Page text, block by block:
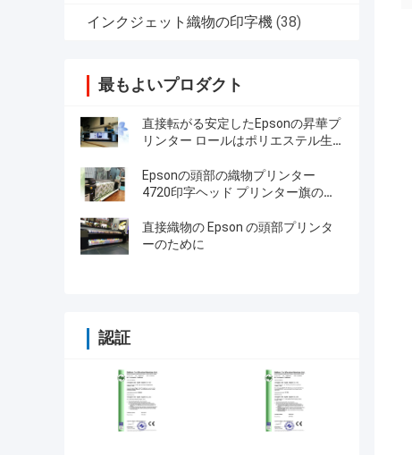
インクジェット織物の印字機 (38)
最もよいプロダクト
直接転がる安定したEpsonの昇華プ
リンター ロールはポリエステル生
Epsonの頭部の織物プリンター
4720印字ヘッド プリンター旗の印
直接織物の Epson の頭部プリンタ
ーのために
認証